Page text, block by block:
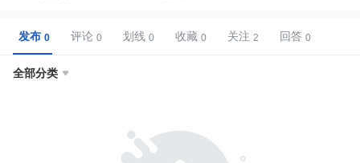
发布 评论 划线 收藏 关注 回答
全部分类 